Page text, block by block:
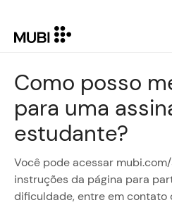
VOLTAR PARA
Como posso
para uma
estudante?
Você pode acessar
instruções da página para
dificuldade, entre em contato